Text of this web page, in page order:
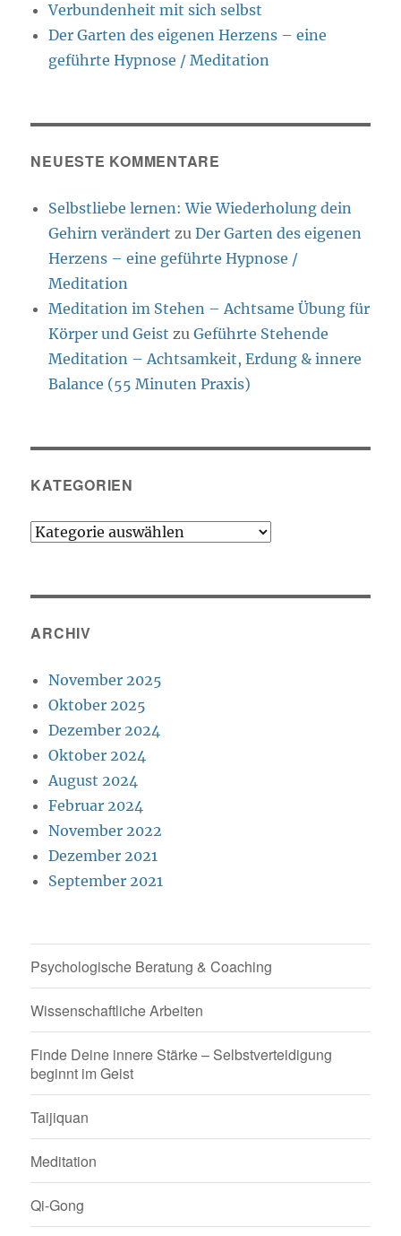
Verbundenheit mit sich selbst
Der Garten des eigenen Herzens – eine
geführte Hypnose / Meditation
NEUESTE KOMMENTARE
Selbstliebe lernen: Wie Wiederholung dein
Gehirn verändert zuDer Garten des eigenen
Herzens – eine geführte Hypnose /
Meditation
Meditation im Stehen – Achtsame Übung für
Körper und Geist zuGeführte Stehende
Meditation – Achtsamkeit, Erdung & innere
Balance (55 Minuten Praxis)
KATEGORIEN
Kategorien
ARCHIV
November 2025
Oktober 2025
Dezember 2024
Oktober 2024
August 2024
Februar 2024
November 2022
Dezember 2021
September 2021
Psychologische Beratung & Coaching
Wissenschaftliche Arbeiten
Finde Deine innere Stärke – Selbstverteidigung
beginnt im Geist
Taijiquan
Meditation
Qi-Gong